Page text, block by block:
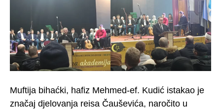
Muftija bihaćki, hafiz Mehmed-ef. Kudić istakao je
značaj djelovanja reisa Čauševića, naročito u